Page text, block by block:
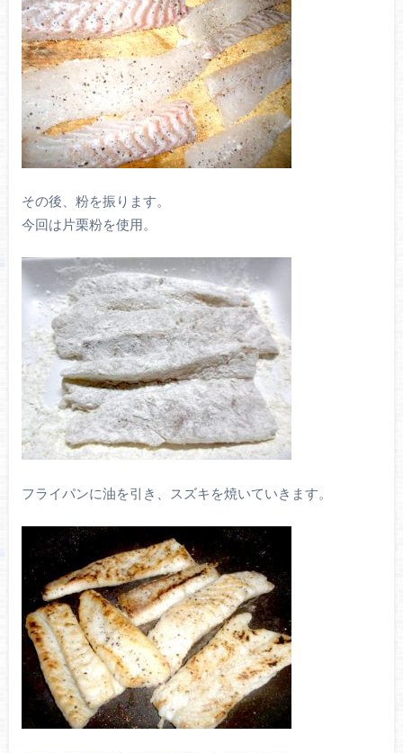
その後、粉を振ります。
今回は片栗粉を使用。
フライパンに油を引き、スズキを焼いていきます。